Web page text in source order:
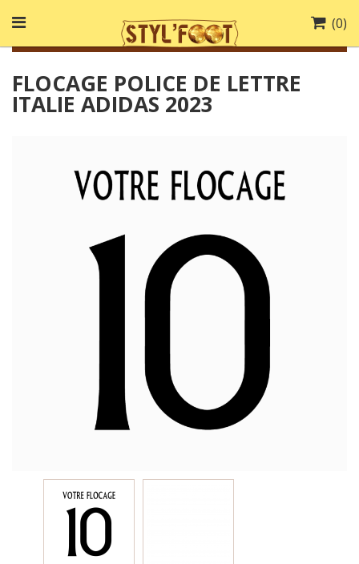
(0)
FLOCAGE POLICE DE LETTRE
ITALIE ADIDAS 2023